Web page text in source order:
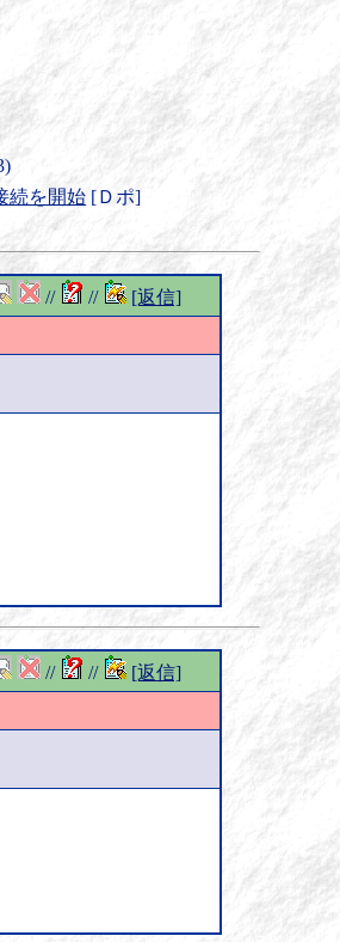
続を開始 [Ｄポ]
// // [返信]
// // [返信]